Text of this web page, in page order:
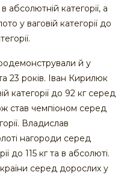
категорії, а
у ваговій категорії до
й у
23 років. Іван Кирилюк
категорії до 92 кг серед
став чемпіоном серед
Владислав
нагороди серед
до 115 кг та в абсолюті.
серед дорослих у